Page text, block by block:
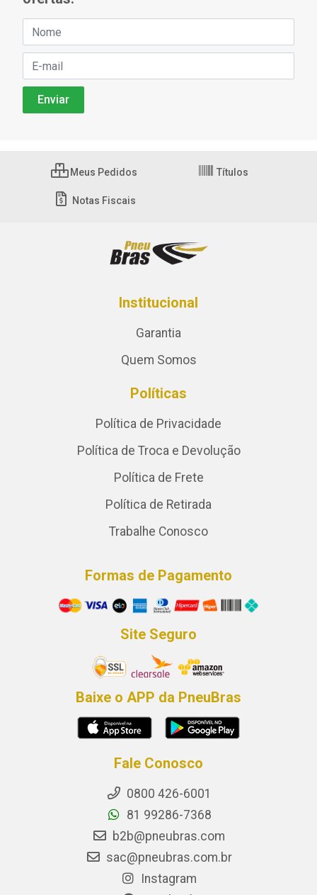
Meus Pedidos Títulos
Notas Fiscais
Institucional
Garantia
Quem Somos
Políticas
Política de Privacidade
Política de Troca e Devolução
Política de Frete
Política de Retirada
Trabalhe Conosco
Formas de Pagamento
Site Seguro
Baixe o APP da PneuBras
Fale Conosco
0800 426-6001
81 99286-7368
b2b@pneubras.com
sac@pneubras.com.br
Instagram